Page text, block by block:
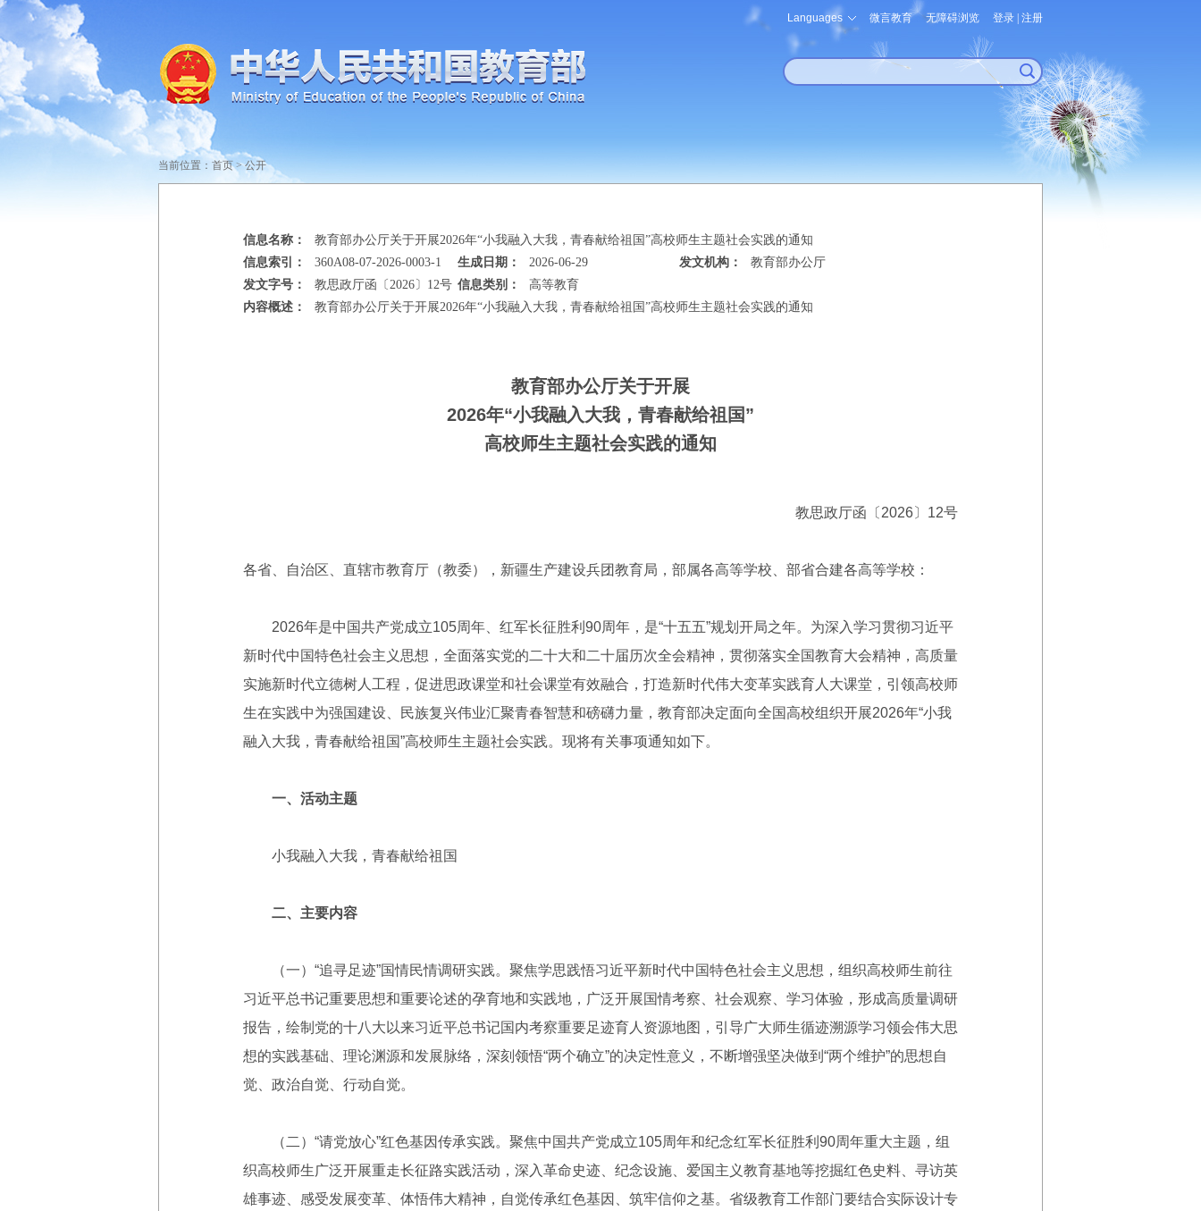
Languages 微言教育 无障碍浏览 登录 注册
当前位置： 首页>公开
信息名称：
教育部办公厅关于开展2026年“小我融入大我，青春献给祖国”高校师生主题社会实践的通知
信息索引：
360A08-07-2026-0003-1 生成日期： 2026-06-29 发文机构：
教育部办公厅
发文字号：
教思政厅函〔2026〕12号 信息类别：
高等教育
内容概述：
教育部办公厅关于开展2026年“小我融入大我，青春献给祖国”高校师生主题社会实践的通知
教育部办公厅关于开展
2026年“小我融入大我，青春献给祖国”
高校师生主题社会实践的通知
教思政厅函〔2026〕12号
各省、自治区、直辖市教育厅（教委），新疆生产建设兵团教育局，部属各高等学校、部省合建各高等学校：
2026年是中国共产党成立105周年、红军长征胜利90周年，是“十五五”规划开局之年。为深入学习贯彻习近平
新时代中国特色社会主义思想，全面落实党的二十大和二十届历次全会精神，贯彻落实全国教育大会精神，高质量
实施新时代立德树人工程，促进思政课堂和社会课堂有效融合，打造新时代伟大变革实践育人大课堂，引领高校师
生在实践中为强国建设、民族复兴伟业汇聚青春智慧和磅礴力量，教育部决定面向全国高校组织开展2026年“小我
融入大我，青春献给祖国”高校师生主题社会实践。现将有关事项通知如下。
一、活动主题
小我融入大我，青春献给祖国
二、主要内容
（一）“追寻足迹”国情民情调研实践。聚焦学思践悟习近平新时代中国特色社会主义思想，组织高校师生前往
习近平总书记重要思想和重要论述的孕育地和实践地，广泛开展国情考察、社会观察、学习体验，形成高质量调研
报告，绘制党的十八大以来习近平总书记国内考察重要足迹育人资源地图，引导广大师生循迹溯源学习领会伟大思
想的实践基础、理论渊源和发展脉络，深刻领悟“两个确立”的决定性意义，不断增强坚决做到“两个维护”的思想自
觉、政治自觉、行动自觉。
（二）“请党放心”红色基因传承实践。聚焦中国共产党成立105周年和纪念红军长征胜利90周年重大主题，组
织高校师生广泛开展重走长征路实践活动，深入革命史迹、纪念设施、爱国主义教育基地等挖掘红色史料、寻访英
雄事迹、感受发展变革、体悟伟大精神，自觉传承红色基因、筑牢信仰之基。省级教育工作部门要结合实际设计专